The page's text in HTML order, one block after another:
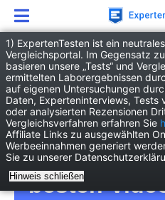
Elektronik
Video on Demand Anbieter
Video on
Anbieter
besten
1) ExpertenTesten ist ein
Vergleichsportal. Im Gegensatz
basieren unsere „Tests“ und
ermittelten Laborergebnissen
auf eigenen Untersuchungen
Daten, Experteninterviews, Tests
oder analysierten Rezensionen
Vergleichsverfahren erfahren Sie
Affiliate Links zu ausgewählten
Werbeeinnahmen generiert
Sie zu unserer
Hinweis schließen